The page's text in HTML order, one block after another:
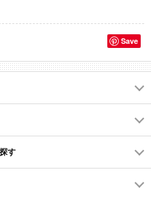
Save
す